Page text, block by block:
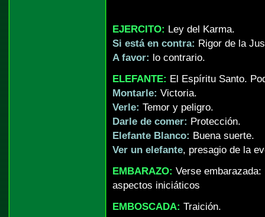
EJERCITO: Ley del Karma.
Si está en contra: Rigor de la
A favor: lo contrario.
ELEFANTE: El Espíritu Santo.
Montarle: Victoria.
Verle: Temor y peligro.
Darle de comer: Protección.
Elefante Blanco: Buena suerte.
Ver un elefante, presagio de la
EMBARAZO: Verse
aspectos iniciáticos
EMBOSCADA: Traición.